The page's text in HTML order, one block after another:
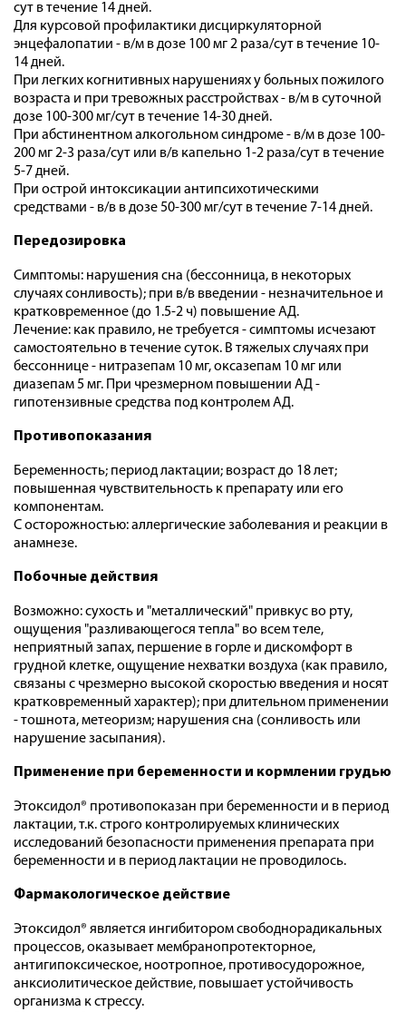
сут в течение 14 дней.
Для курсовой профилактики дисциркуляторной
энцефалопатии - в/м в дозе 100 мг 2 раза/сут в течение 10-
14 дней.
При легких когнитивных нарушениях у больных пожилого
возраста и при тревожных расстройствах - в/м в суточной
дозе 100-300 мг/сут в течение 14-30 дней.
При абстинентном алкогольном синдроме - в/м в дозе 100-
200 мг 2-3 раза/сут или в/в капельно 1-2 раза/сут в течение
5-7 дней.
При острой интоксикации антипсихотическими
средствами - в/в в дозе 50-300 мг/сут в течение 7-14 дней.
Передозировка
Симптомы: нарушения сна (бессонница, в некоторых
случаях сонливость); при в/в введении - незначительное и
кратковременное (до 1.5-2 ч) повышение АД.
Лечение: как правило, не требуется - симптомы исчезают
самостоятельно в течение суток. В тяжелых случаях при
бессоннице - нитразепам 10 мг, оксазепам 10 мг или
диазепам 5 мг. При чрезмерном повышении АД -
гипотензивные средства под контролем АД.
Противопоказания
Беременность; период лактации; возраст до 18 лет;
повышенная чувствительность к препарату или его
компонентам.
С осторожностью: аллергические заболевания и реакции в
анамнезе.
Побочные действия
Возможно: сухость и "металлический" привкус во рту,
ощущения "разливающегося тепла" во всем теле,
неприятный запах, першение в горле и дискомфорт в
грудной клетке, ощущение нехватки воздуха (как правило,
связаны с чрезмерно высокой скоростью введения и носят
кратковременный характер); при длительном применении
- тошнота, метеоризм; нарушения сна (сонливость или
нарушение засыпания).
Применение при беременности и кормлении грудью
Этоксидол® противопоказан при беременности и в период
лактации, т.к. строго контролируемых клинических
исследований безопасности применения препарата при
беременности и в период лактации не проводилось.
Фармакологическое действие
Этоксидол® является ингибитором свободнорадикальных
процессов, оказывает мембранопротекторное,
антигипоксическое, ноотропное, противосудорожное,
анксиолитическое действие, повышает устойчивость
организма к стрессу.